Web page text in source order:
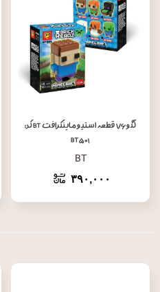
لگو ۷۶ قطعه استیو ماینکرافت BT کد:
BT۵۰۱
BT
۳۹۰,۰۰۰